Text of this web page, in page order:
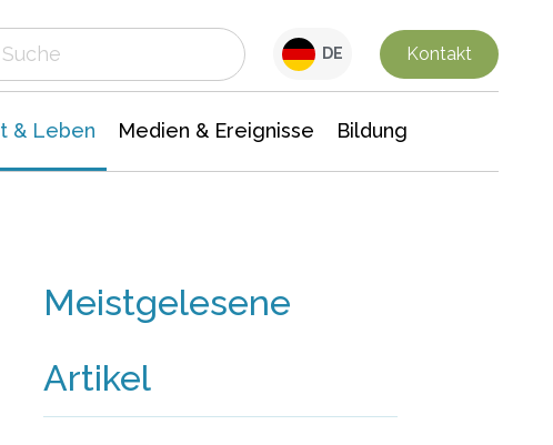
DE Kontakt
& Leben Medien & Ereignisse Bildung
Meistgelesene
Artikel